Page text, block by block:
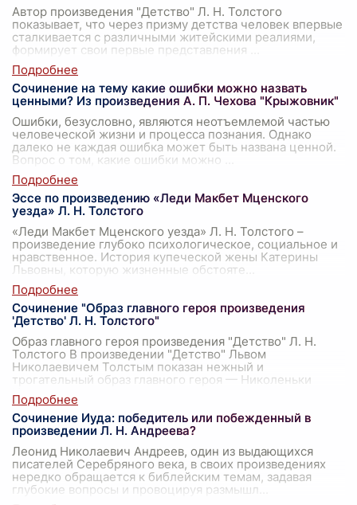
Автор произведения "Детство" Л. Н. Толстого
показывает, что через призму детства человек впервые
сталкивается с различными житейскими реалиями,
формирует свои первые представления
Сочинение на тему какие ошибки можно назвать
ценными? Из произведения А. П. Чехова "Крыжовник"
Ошибки, безусловно, являются неотъемлемой частью
человеческой жизни и процесса познания. Однако
далеко не каждая ошибка может быть названа ценной.
Вопрос о том, какие ошибки можно
Эссе по произведению «Леди Макбет Мценского
уезда» Л. Н. Толстого
«Леди Макбет Мценского уезда» Л. Н. Толстого –
произведение глубоко психологическое, социальное и
нравственное. История купеческой жены Катерины
Львовны, которую жизненные обстояте
Сочинение "Образ главного героя произведения
'Детство' Л. Н. Толстого"
Образ главного героя произведения "Детство" Л. Н.
Толстого В произведении "Детство" Львом
Николаевичем Толстым показан нежный и
трогательный образ главного героя — Николеньки
Ирте
Сочинение Иуда: победитель или побежденный в
произведении Л. Н. Андреева?
Леонид Николаевич Андреев, один из выдающихся
писателей Серебряного века, в своих произведениях
нередко обращается к библейским темам, задавая
глубокие вопросы и провоцируя размышл